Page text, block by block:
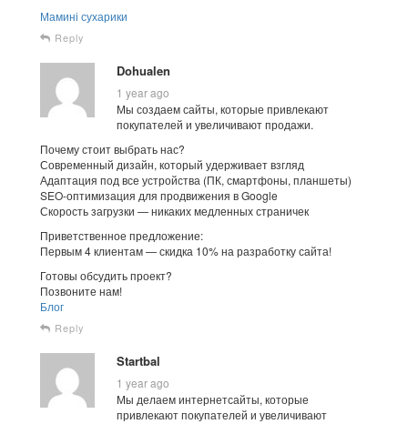
Мамині сухарики
Reply
Dohualen
1 year ago
Мы создаем сайты, которые привлекают
покупателей и увеличивают продажи.
Почему стоит выбрать нас?
Современный дизайн, который удерживает взгляд
Адаптация под все устройства (ПК, смартфоны, планшеты)
SEO-оптимизация для продвижения в Google
Скорость загрузки — никаких медленных страничек
Приветственное предложение:
Первым 4 клиентам — скидка 10% на разработку сайта!
Готовы обсудить проект?
Позвоните нам!
Блог
Reply
Startbal
1 year ago
Мы делаем интернетсайты, которые
привлекают покупателей и увеличивают